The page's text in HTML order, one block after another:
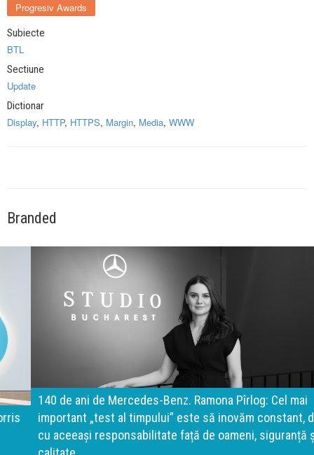
Progresiv Awards
Subiecte
BTL
Sectiune
Update
Dictionar
Display, HTTP, HTTPS, Margin, Media, WWW
Branded
140 de ani de Mercedes-Benz. Ramona Pîrlog: Cel mai
important „test al timpului” este să inovăm constant, dar
cu aceeași responsabilitate față de oameni, siguranță și